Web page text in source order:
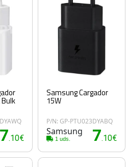
Bulk
7.10€
Samsung Cargador
15W
P/N: GP-PTU023DYABQ
Samsung
1 uds. 7.10€